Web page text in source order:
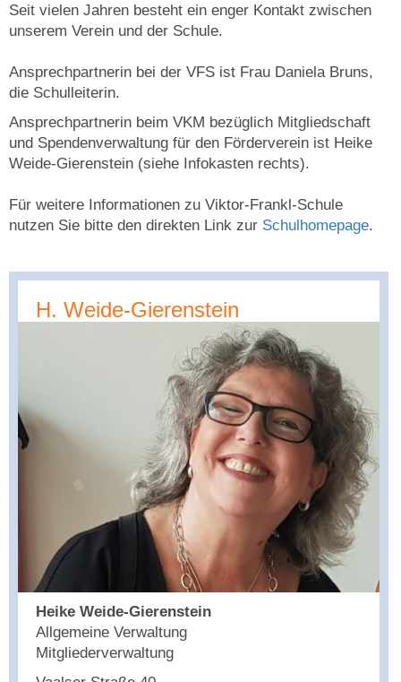
Seit vielen Jahren besteht ein enger Kontakt zwischen
unserem Verein und der Schule.
Ansprechpartnerin bei der VFS ist Frau Daniela Bruns,
die Schulleiterin.
Ansprechpartnerin beim VKM bezüglich Mitgliedschaft
und Spendenverwaltung für den Förderverein ist Heike
Weide-Gierenstein (siehe Infokasten rechts).
Für weitere Informationen zu Viktor-Frankl-Schule
nutzen Sie bitte den direkten Link zur Schulhomepage.
H. Weide-Gierenstein
Heike Weide-Gierenstein
Allgemeine Verwaltung
Mitgliederverwaltung